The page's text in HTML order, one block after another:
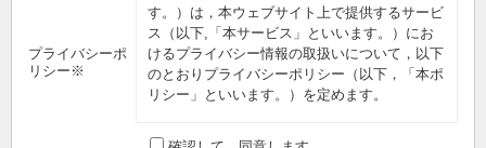
プライバシーポ
リシー※
す。）は，本ウェブサイト上で提供するサービ
ス（以下,「本サービス」といいます。）にお
けるプライバシー情報の取扱いについて，以下
のとおりプライバシーポリシー（以下，「本ポ
リシー」といいます。）を定めます。
第1条（プライバシー情報）